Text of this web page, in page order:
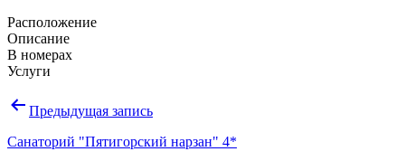
Расположение
Описание
В номерах
Услуги
Навигация
записям
Предыдущая запись
Санаторий "Пятигорский нарзан" 4*